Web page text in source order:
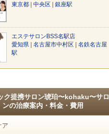
東京都
中央区 銀座駅
エステサロンBSS名駅店
愛知県
名古屋市中村区
名鉄名古屋
駅
ク提携サロン琥珀〜kohaku〜サロ
ンの治療案内・料金・費用
ア